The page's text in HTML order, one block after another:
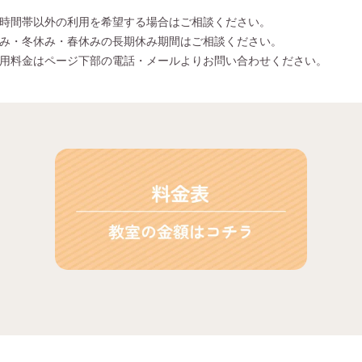
間帯以外の利用を希望する場合はご相談ください。
・冬休み・春休みの長期休み期間はご相談ください。
料金はページ下部の電話・メールよりお問い合わせください。